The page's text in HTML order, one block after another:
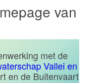
van
met de
Vallei en
en de Buitenvaart